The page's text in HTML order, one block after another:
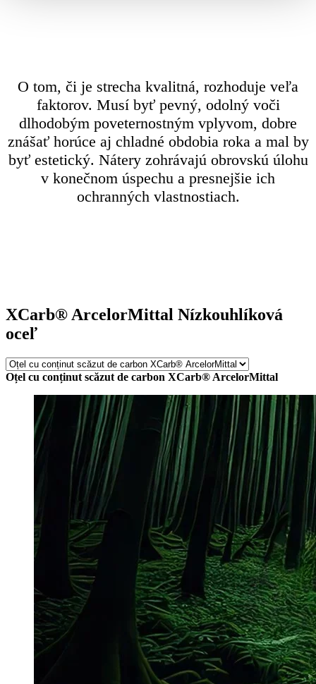
O tom, či je strecha kvalitná, rozhoduje veľa
faktorov. Musí byť pevný, odolný voči
dlhodobým poveternostným vplyvom, dobre
znášať horúce aj chladné obdobia roka a mal by
byť estetický. Nátery zohrávajú obrovskú úlohu
v konečnom úspechu a presnejšie ich
ochranných vlastnostiach.
XCarb® ArcelorMittal Nízkouhlíková
oceľ
Oțel cu conținut scăzut de carbon XCarb® ArcelorMittal